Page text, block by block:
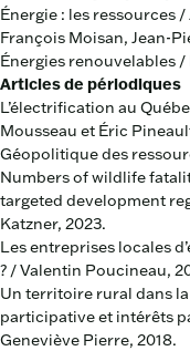
Énergie : les ressources
François Moisan, Jean-
Énergies renouvelables
Articles de périodiques
L’électrification au
Mousseau et Éric
Géopolitique des
Numbers of wildlife
targeted development
Katzner, 2023.
Les entreprises locales
? / Valentin Poucineau,
Un territoire rural dans
participative et intérêts
Geneviève Pierre, 2018.